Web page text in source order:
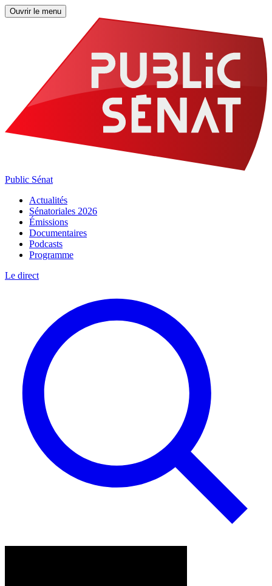
Ouvrir le menu
Public Sénat
Actualités
Sénatoriales 2026
Émissions
Documentaires
Podcasts
Programme
Le direct